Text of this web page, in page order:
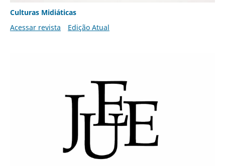
Culturas Midiáticas
Acessar revista
Edição Atual